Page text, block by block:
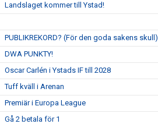
Landslaget kommer till Ystad!
PUBLIKREKORD? (För den goda sakens skull)
DWA PUNKTY!
Oscar Carlén i Ystads IF till 2028
Tuff kväll i Arenan
Premiär i Europa League
Gå 2 betala för 1